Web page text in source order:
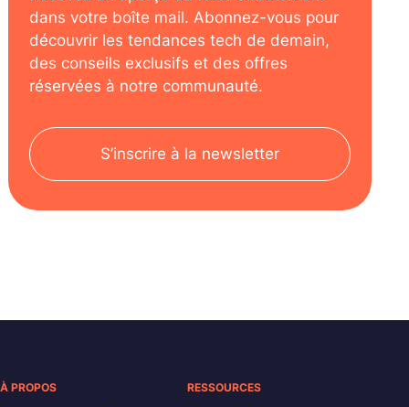
dans votre boîte mail. Abonnez-vous pour
découvrir les tendances tech de demain,
des conseils exclusifs et des offres
réservées à notre communauté.
S’inscrire à la newsletter
À PROPOS RESSOURCES